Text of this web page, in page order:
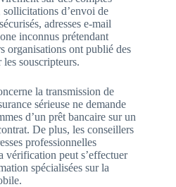
d’envoi de
adresses e-mail
inconnus prétendant
organisations ont publié des
souscripteurs.
la transmission de
sérieuse ne demande
d’un prêt bancaire sur un
De plus, les conseillers
professionnelles
vérification peut s’effectuer
spécialisées sur la